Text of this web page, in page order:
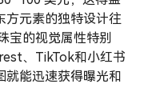
方元素的独特设计往
宝的视觉属性特别
、TikTok和小红书
就能迅速获得曝光和